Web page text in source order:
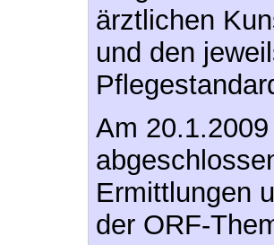
ärztlichen
und den
Am
Ermittlungen
der ORF-